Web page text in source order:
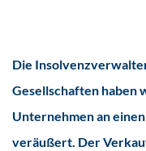
Die
Gesellschaften haben
Unternehmen an
veräußert. Der